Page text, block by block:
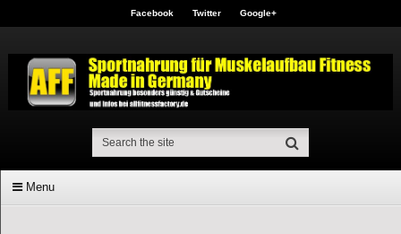
Facebook Twitter Google+
Menu